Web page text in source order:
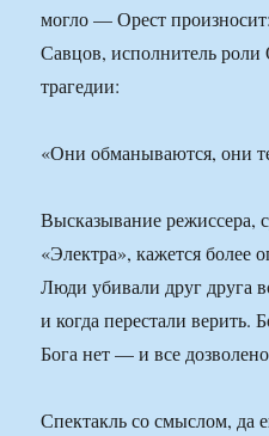
могло — Орест
Савцов, исполнитель роли
трагедии:
«Они обманываются, они
Высказывание режиссера,
«Электра», кажется более
Люди убивали друг друга
и когда перестали верить.
Бога нет — и все
Спектакль со смыслом, да